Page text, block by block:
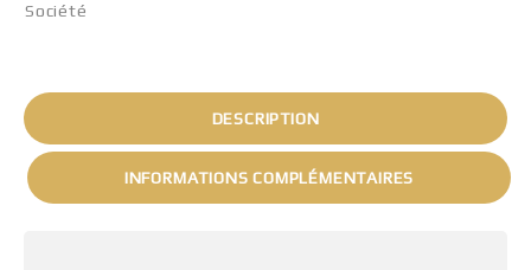
Société
DESCRIPTION
INFORMATIONS COMPLÉMENTAIRES